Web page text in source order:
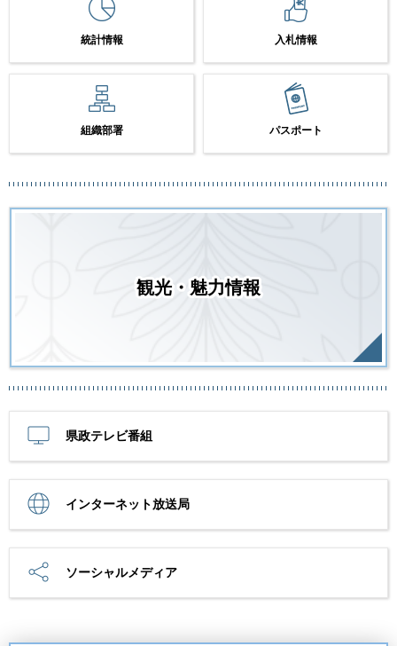
統計情報 入札情報
組織部署 パスポート
観光・魅力情報
県政テレビ番組
インターネット放送局
ソーシャルメディア